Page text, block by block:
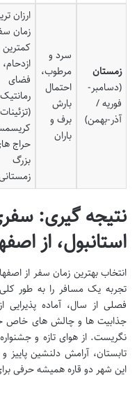
زمستان
(دسامبر-
فوریه /
آذر-بهمن)
سرد و
مرطوب،
احتمال
بارش
برف و
باران
ارزان
زمان
کمترین
ازدحام،
فضای
رمانتیک
(تزئینات
حراج
بزرگ
نتیجه گیری:
استانبول، از
انتخاببهترین زمان سفر از
تجربه یک مسافر را به طور
فصلی از سال، آماده
جذابیت ها و چالش های خاص
نگریست. از هوای تازه و
تابستان، آرامش دلنشین
این شهر دو قاره همیشه حرفی